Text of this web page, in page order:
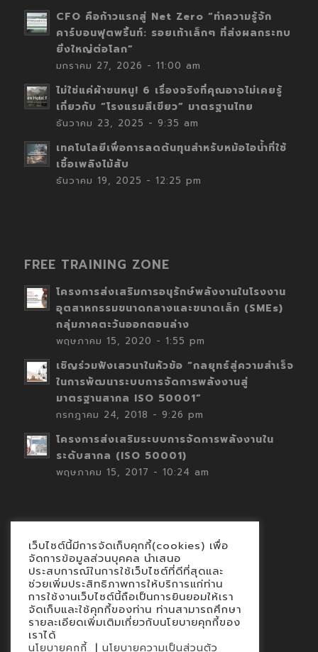
CFO คือก้าวแรกสู่ Net Zero “ทำความรู้จัก
คาร์บอนฟุตพริ้นท์: รอยเท้าเล็กๆ ที่ส่งผลกระทบ
ยิ่งใหญ่ต่อโลก”
มกราคม 27, 2026 - 11:00 am
ไม่ใช่แค่ผ้าขนหนู! 6 เรื่องจริงที่คุณอาจไม่เคยรู้
เกี่ยวกับ “โรงแรมสีเขียว” มาตรฐานไทย
ธันวาคม 23, 2025 - 9:35 am
เทคโนโลยีเพื่อการลดต้นทุนสำหรับหม้อไอน้ำที่ใช้
เชื้อเพลิงไม้สับ
ธันวาคม 19, 2025 - 12:25 pm
FREE TRAINING ZONE
โครงการส่งเสริมการอนุรักษ์พลังงานในโรงงาน
อุตสาหกรรมขนาดกลางและขนาดเล็ก (SMEs)
กลุ่มภาคตะวันออกตอนล่าง
พฤษภาคม 15, 2020 - 1:55 pm
เชิญร่วมฟังเสวนาในหัวข้อ “กลยุทธ์สู่ความสำเร็จ
ในการพัฒนาระบบการจัดการพลังงานสู่
มาตรฐานสากล ISO 50001”
กรกฎาคม 24, 2018 - 9:26 pm
โครงการส่งเสริมระบบการจัดการพลังงานใน
ระดับสากล (ISO 50001)
พฤษภาคม 15, 2017 - 10:24 am
Contact
นโยบายคุกกี้
นโยบายข้อมูลส่วนบุคคล
เว็บไซต์นี้มีการจัดเก็บคุกกี้(cookies) เพื่อ
จัดการข้อมูลส่วนบุคคล นำเสนอ
ประสบการณ์ในการใช้เว็บไซต์ที่ดีที่สุดและ
ช่วยเพิ่มประสิทธิภาพการให้บริการแก่ท่าน
การใช้งานเว็บไซต์นี้ถือเป็นการยินยอมให้เรา
จัดเก็บและใช้คุกกี้ของท่าน ท่านสามารถศึกษา
รายละเอียดเพิ่มเติมเกี่ยวกับนโยบายคุกกี้ของ
เราได้
นโยบายคุกกี้ | นโยบายความเป็นส่วนตัว